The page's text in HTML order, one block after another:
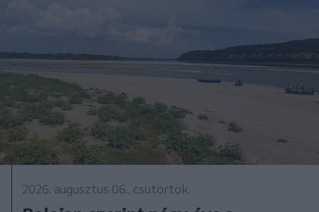
2026. augusztus 06., csütörtök